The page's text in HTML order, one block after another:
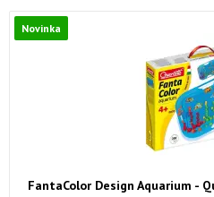
Novinka
FantaColor Design Aquarium -